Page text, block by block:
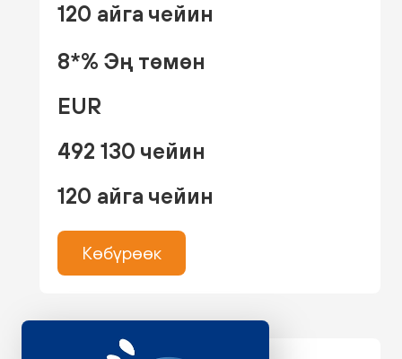
120 айга чейин
8*% Эң төмөн
EUR
492 130 чейин
120 айга чейин
Көбүрөөк